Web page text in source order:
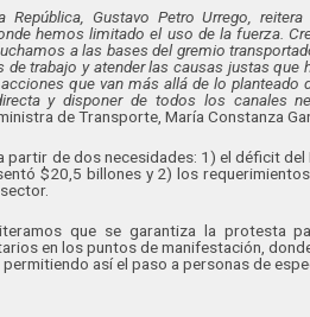
República, Gustavo Petro Urrego,
hemos limitado el uso de la fuerza.
a las bases del gremio
de trabajo y atender las causas justas
que van más allá de lo planteado
y disponer de todos los canales
de Transporte, María Constanza
partir de dos necesidades: 1) el déficit
$20,5 billones y 2) los
que se garantiza la protesta
en los puntos de manifestación,
así el paso a personas de